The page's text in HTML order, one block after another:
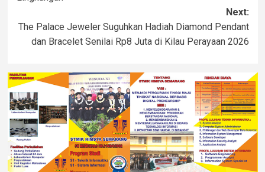
Next:
The Palace Jeweler Suguhkan Hadiah Diamond Pendant
dan Bracelet Senilai Rp8 Juta di Kilau Perayaan 2026